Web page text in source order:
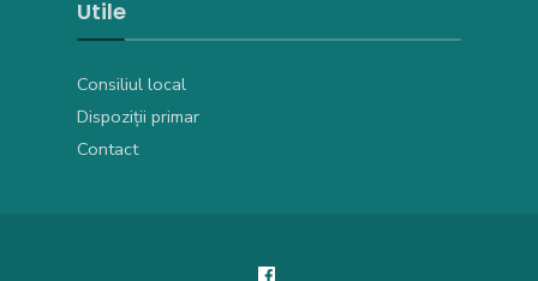
Utile
Consiliul local
Dispoziții primar
Contact